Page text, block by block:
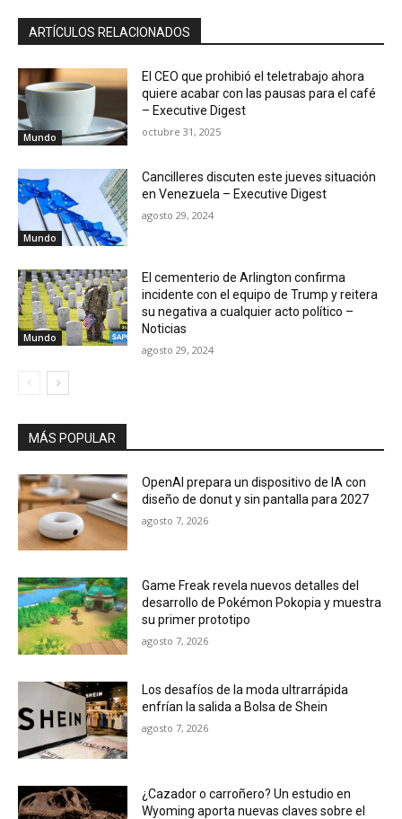
ARTÍCULOS RELACIONADOS
Mundo
El CEO que prohibió el teletrabajo ahora
quiere acabar con las pausas para el café
– Executive Digest
octubre 31, 2025
Mundo
Cancilleres discuten este jueves situación
en Venezuela – Executive Digest
agosto 29, 2024
Mundo
El cementerio de Arlington confirma
incidente con el equipo de Trump y reitera
su negativa a cualquier acto político –
Noticias
agosto 29, 2024
MÁS POPULAR
OpenAI prepara un dispositivo de IA con
diseño de donut y sin pantalla para 2027
agosto 7, 2026
Game Freak revela nuevos detalles del
desarrollo de Pokémon Pokopia y muestra
su primer prototipo
agosto 7, 2026
Los desafíos de la moda ultrarrápida
enfrían la salida a Bolsa de Shein
agosto 7, 2026
¿Cazador o carroñero? Un estudio en
Wyoming aporta nuevas claves sobre el